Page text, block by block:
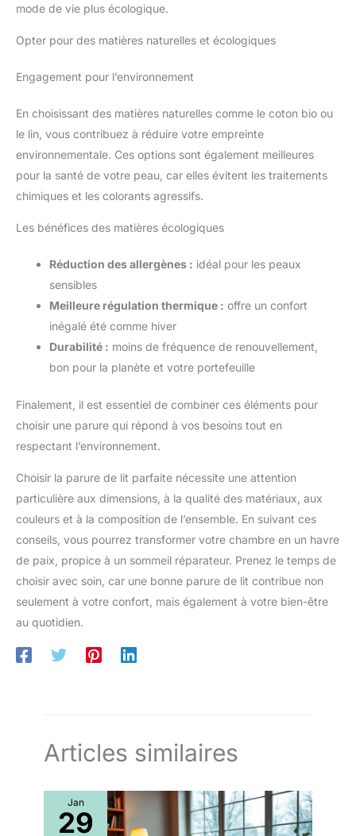
mode de vie plus écologique.
Opter pour des matières naturelles et écologiques
Engagement pour l’environnement
En choisissant des matières naturelles comme le coton bio ou
le lin, vous contribuez à réduire votre empreinte
environnementale. Ces options sont également meilleures
pour la santé de votre peau, car elles évitent les traitements
chimiques et les colorants agressifs.
Les bénéfices des matières écologiques
Réduction des allergènes : idéal pour les peaux
sensibles
Meilleure régulation thermique : offre un confort
inégalé été comme hiver
Durabilité : moins de fréquence de renouvellement,
bon pour la planète et votre portefeuille
Finalement, il est essentiel de combiner ces éléments pour
choisir une parure qui répond à vos besoins tout en
respectant l’environnement.
Choisir la parure de lit parfaite nécessite une attention
particulière aux dimensions, à la qualité des matériaux, aux
couleurs et à la composition de l’ensemble. En suivant ces
conseils, vous pourrez transformer votre chambre en un havre
de paix, propice à un sommeil réparateur. Prenez le temps de
choisir avec soin, car une bonne parure de lit contribue non
seulement à votre confort, mais également à votre bien-être
au quotidien.
Articles similaires
Jan
29